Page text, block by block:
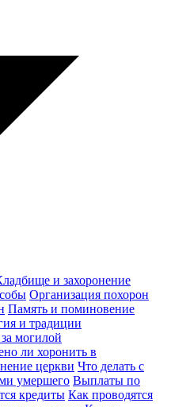
и захоронение
Организация похорон
Память и поминовение
и традиции
могилой
ли хоронить в
церкви Что делать с
умершего Выплаты по
кредиты Как проводятся